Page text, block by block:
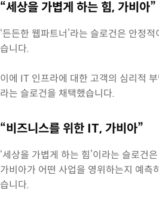
“세상을 가볍게 하는 힘, 가비아”
‘든든한 웹파트너’라는 슬로건은 안정
습니다.
이에 IT 인프라에 대한 고객의 심리적
라는 슬로건을 채택했습니다.
“비즈니스를 위한 IT, 가비아”
‘세상을 가볍게 하는 힘’이라는 슬로건
가비아가 어떤 사업을 영위하는지 예
습니다.